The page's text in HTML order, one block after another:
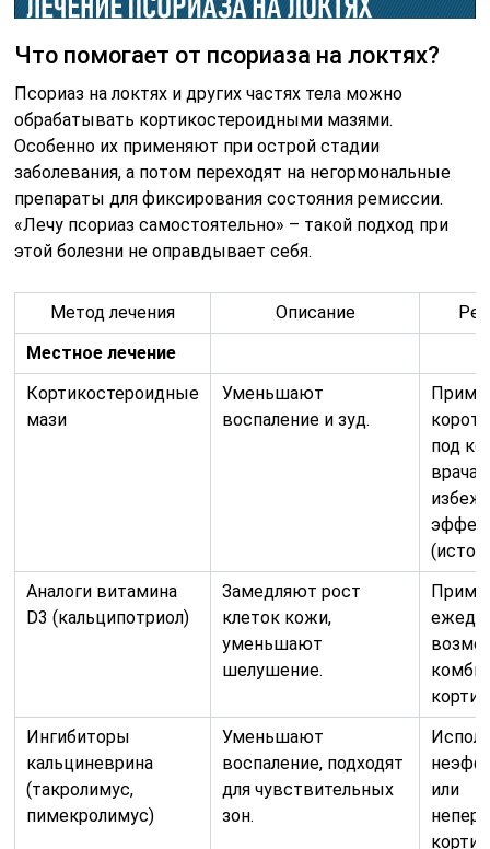
Что помогает от псориаза на локтях?
Псориаз на локтях и других частях тела можно
обрабатывать кортикостероидными мазями.
Особенно их применяют при острой стадии
заболевания, а потом переходят на негормональные
препараты для фиксирования состояния ремиссии.
«Лечу псориаз самостоятельно» – такой подход при
этой болезни не оправдывает себя.
Метод лечения Описание
Местное лечение
Кортикостероидные
мази
Уменьшают
воспаление и зуд.
под
врача,
Аналоги витамина
D3 (кальципотриол)
Замедляют рост
клеток кожи,
уменьшают
шелушение.
Ингибиторы
кальциневрина
(такролимус,
пимекролимус)
Уменьшают
воспаление, подходят
для чувствительных
зон.
или